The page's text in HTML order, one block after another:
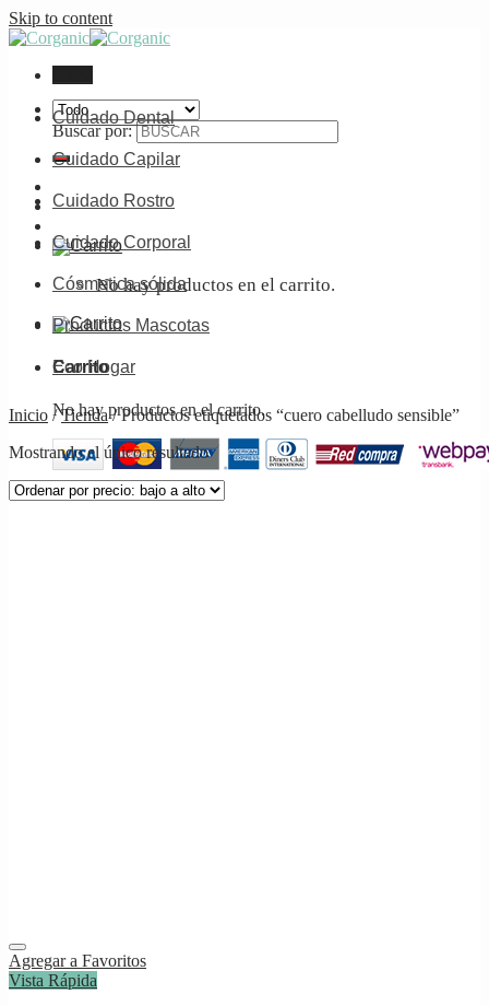
Skip to content
Buscar por:
No hay productos en el carrito.
Carrito
No hay productos en el carrito.
Cuidado Dental
Cuidado Capilar
Cuidado Rostro
Cuidado Corporal
Cósmetica sólida
Productos Mascotas
Eco Hogar
Inicio / Tienda /Productos etiquetados “cuero cabelludo sensible”
Mostrando el único resultado
Agregar a Favoritos
Vista Rápida